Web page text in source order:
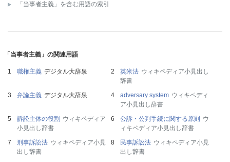
「当事者主義」を含む用語の索引
「当事者主義」の関連用語
職権主義 デジタル大辞泉 英米法 ウィキペディア小見出し
辞書
弁論主義 デジタル大辞泉 adversary system ウィキペディ
ア小見出し辞書
訴訟主体の役割 ウィキペディア
小見出し辞書
公訴・公判手続に関する原則
ウ
ィキペディア小見出し辞書
刑事訴訟法 ウィキペディア小見
出し辞書
民事訴訟法 ウィキペディア小見
出し辞書